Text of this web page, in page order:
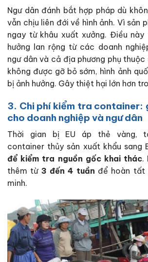
Ngư dân đánh bắt hợp pháp dù
vẫn chịu liên đới về hình ảnh. Vì sản
ngay từ khâu xuất xưởng. Điều
hưởng lan rộng từ các doanh
ngư dân và cả địa phương phụ thuộc
không được gỡ bỏ sớm, hình ảnh
bị ảnh hưởng. Gây thiệt hại lớn hơn
3. Chi phí kiểm tra container:
cho doanh nghiệp và ngư dân
Thời gian bị EU áp thẻ vàng,
container thủy sản xuất khẩu sang
để kiểm tra nguồn gốc khai thác.
thêm từ 3 đến 4 tuần để hoàn tất
minh.